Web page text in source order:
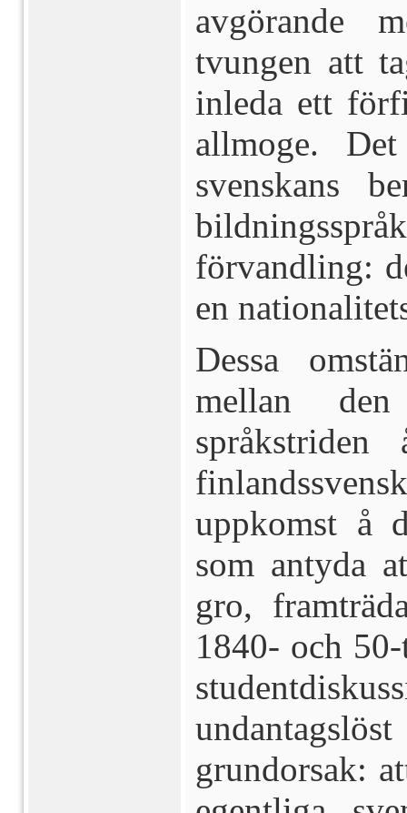
avgörande
tvungen att
inleda ett
allmoge.
svenskans
förvandling:
en
Dessa
mellan
uppkomst å
som antyda
gro,
1840- och
grundorsak: